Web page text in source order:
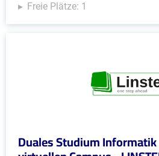
Freie Plätze: 1
Duales Studium Informatik